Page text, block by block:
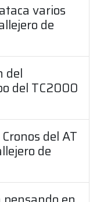
varios
de
del
del TC2000
del AT
de